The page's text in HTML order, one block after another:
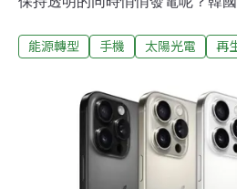
帶來嶄新的綠能解決方案。再生
太陽能電池，他們採用二氧化鈦（
（NiO）兩種環保半導體材料，
還具備極高的透明度。據科技媒
這項技術最早可以追溯到2014年
學研究團隊開發出全球首款完全
能源轉型 手機 太陽光電 再